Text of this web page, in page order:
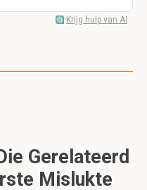
Krijg hulp van AI
Gerelateerd
Mislukte